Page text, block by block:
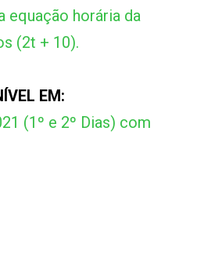
equação horária da
(2t + 10).
EM:
(1º e 2º Dias) com